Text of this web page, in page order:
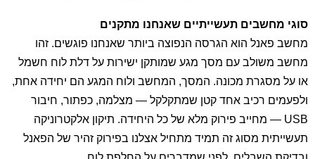
סוגי מחשבים תעשייתיים שאנחנו מתקנים
מחשב פאנל הוא הגרסה הנפוצה ביותר שאנחנו פוגשים. זהו
מחשב משולב עם מסך מגע שמותקן ישירות על דלת לוח חשמל
או על מסגרת מכונה. המסך, המחשב ולוח המגע הם יחידה אחת,
ולפעמים רכיב אחד קטן שמתקלקל — מצלמה, כפתור, חיבור
USB — מחייב פירוק מלא של כל היחידה. תיקון אלקטרוניקה
תעשייתית מסוג זה תמיד מתחיל אצלנו בפירוק זהיר של הפאנל